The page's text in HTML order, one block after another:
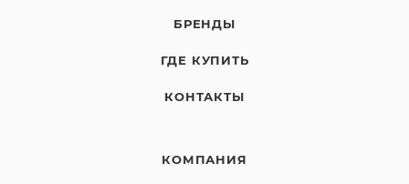
БРЕНДЫ
ГДЕ КУПИТЬ
КОНТАКТЫ
КОМПАНИЯ